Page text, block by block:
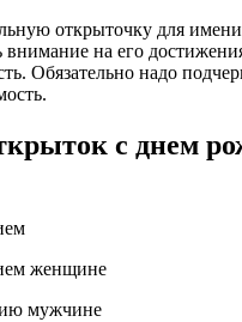
открыточку для
внимание на его
Обязательно надо
с днем